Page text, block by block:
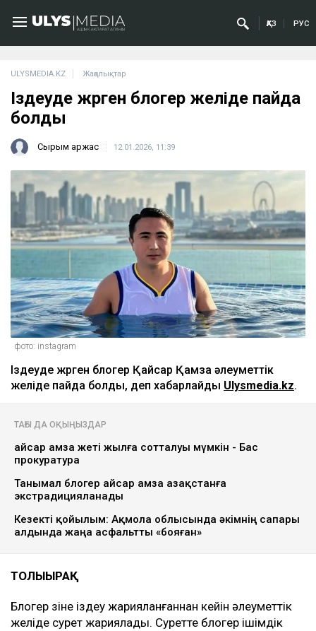
ҚАЗ РУС
ULYSMEDIA.KZ Жаңалықтар
Іздеуде жүрген блогер желіде пайда
болды
Сырым Қаржас 12.01.2026, 11:39
фото: instagram
Іздеуде жүрген блогер Қайсар Қамза әлеуметтік
желіде пайда болды, деп хабарлайды Ulysmedia.kz.
ТАҒЫ ДА ОҚЫҢЫЗДАР
Қайсар Қамза жеті жылға сотталуы мүмкін - Бас
прокуратура
Танымал блогер Қайсар Қамза Қазақстанға
экстрадицияланады
Кезекті қойылым: Ақмола облысында әкімнің сапары
алдында жаңа асфальтты «бояған»
ТОЛЫҒЫРАҚ
Блогер өзіне іздеу жарияланғаннан кейін әлеуметтік
желіде сурет жариялады. Суретте блогер ішімдік